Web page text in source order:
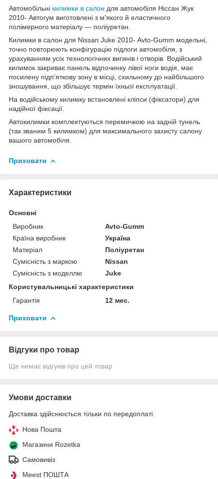
Автомобільні килимки в салон для автомобіля Ніссан Жук
2010- Автогум виготовлені з м'якого й еластичного
полімерного матеріалу — поліуретан.
Килимки в салон для Nissan Juke 2010- Avto-Gumm модельні,
точно повторюють конфігурацію підлоги автомобіля, з
урахуванням усіх технологічних вигинів і отворів. Водійський
килимок закриває панель відпочинку лівої ноги водія, має
посилену підп'яткову зону в місці, схильному до найбільшого
зношування, що збільшує термін їхньої експлуатації.
На водійському килимку встановлені кліпси (фіксатори) для
надійної фіксації.
Автокилимки комплектуються перемичкою на задній тунель
(так званим 5 килимком) для максимального захисту салону
вашого автомобіля.
Приховати
Характеристики
Основні
Виробник
Avto-Gumm
Країна виробник
Україна
Матеріал
Поліуретан
Сумісність з маркою
Nissan
Сумісність з моделлю
Juke
Користувальницькі характеристики
Гарантія
12 мес.
Приховати
Відгуки про товар
Ще немає відгуків про цей товар
Умови доставки
Доставка здійснюється тільки по передоплаті.
Нова Пошта
Магазини Rozetka
Самовивіз
Meest ПОШТА